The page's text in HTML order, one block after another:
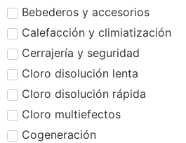
Bebederos y accesorios
Calefacción y climiatización
Cerrajería y seguridad
Cloro disolución lenta
Cloro disolución rápida
Cloro multiefectos
Cogeneración